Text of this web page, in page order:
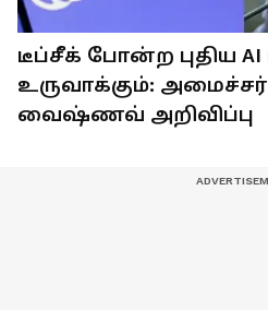
டீப்சீக் போன்ற புதிய
உருவாக்கும்:
வைஷ்ணவ் அறிவிப்பு